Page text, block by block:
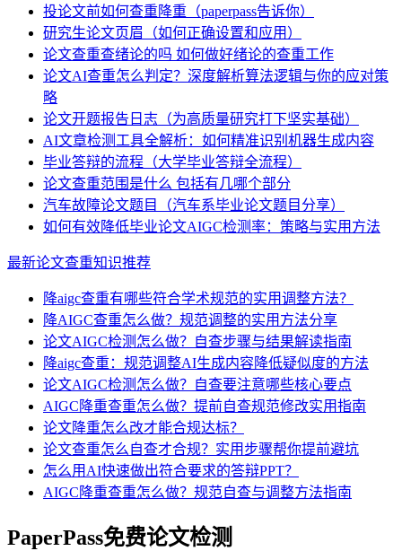
投论文前如何查重降重（paperpass告诉你）
研究生论文页眉（如何正确设置和应用）
论文查重查绪论的吗 如何做好绪论的查重工作
论文AI查重怎么判定？深度解析算法逻辑与你的应对策
略
论文开题报告日志（为高质量研究打下坚实基础）
AI文章检测工具全解析：如何精准识别机器生成内容
毕业答辩的流程（大学毕业答辩全流程）
论文查重范围是什么 包括有几哪个部分
汽车故障论文题目（汽车系毕业论文题目分享）
如何有效降低毕业论文AIGC检测率：策略与实用方法
最新论文查重知识推荐
降aigc查重有哪些符合学术规范的实用调整方法？
降AIGC查重怎么做？规范调整的实用方法分享
论文AIGC检测怎么做？自查步骤与结果解读指南
降aigc查重：规范调整AI生成内容降低疑似度的方法
论文AIGC检测怎么做？自查要注意哪些核心要点
AIGC降重查重怎么做？提前自查规范修改实用指南
论文降重怎么改才能合规达标？
论文查重怎么自查才合规？实用步骤帮你提前避坑
怎么用AI快速做出符合要求的答辩PPT？
AIGC降重查重怎么做？规范自查与调整方法指南
PaperPass免费论文检测